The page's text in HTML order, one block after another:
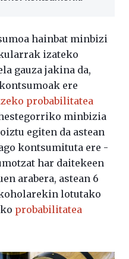
hainbat minbizi
izateko
gauza jakina da,
ere
probabilitatea
minbizia
egiten da astean
kontsumituta ere -
har daitekeen
arabera, astean 6
lotutako
probabilitatea